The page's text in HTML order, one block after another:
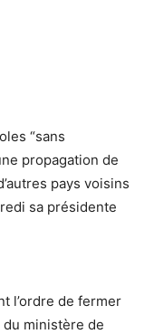
“sans
propagation de
pays voisins
sa présidente
l’ordre de fermer
ministère de